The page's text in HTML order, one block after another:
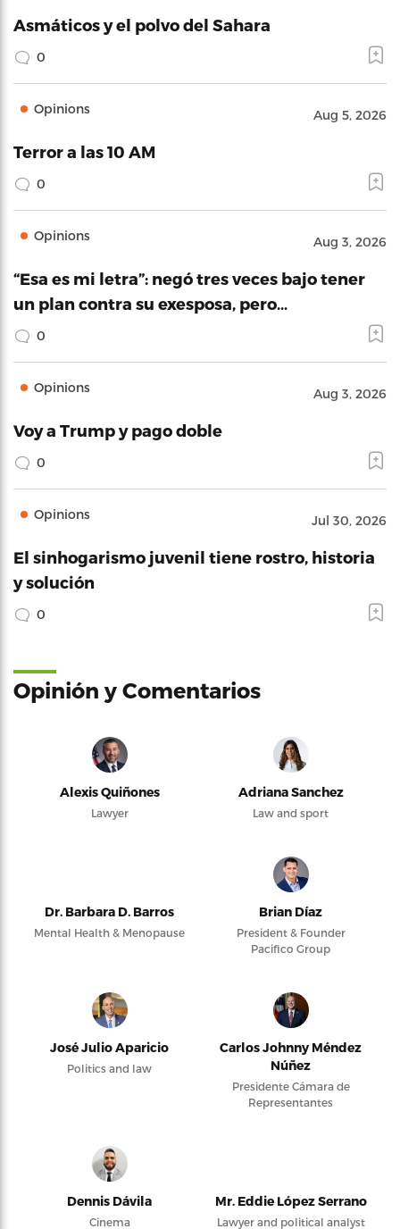
Asmáticos y el polvo del Sahara
0
Opinions Aug 5, 2026
Terror a las 10 AM
0
Opinions Aug 3, 2026
“Esa es mi letra”: negó tres veces bajo tener
un plan contra su exesposa, pero…
0
Opinions Aug 3, 2026
Voy a Trump y pago doble
0
Opinions Jul 30, 2026
El sinhogarismo juvenil tiene rostro, historia
y solución
0
Opinión y Comentarios
Alexis Quiñones
Lawyer
Adriana Sanchez
Law and sport
Dr. Barbara D. Barros
Mental Health & Menopause
Brian Díaz
President & Founder
Pacifico Group
José Julio Aparicio
Politics and law
Carlos Johnny Méndez
Núñez
Presidente Cámara de
Representantes
Dennis Dávila
Cinema
Mr. Eddie López Serrano
Lawyer and political analyst